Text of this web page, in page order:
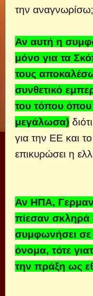
την αναγνωρίσω;
Αν αυτή η
μόνο για τα
τους
συνθετικό
του τόπου όπου
μεγάλωσα)
για την ΕΕ και
επικυρώσει η
Αν ΗΠΑ,
πίεσαν
συμφωνήσει σε
όνομα, τότε
την πράξη ως